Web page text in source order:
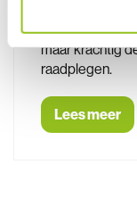
actueel. Om
bundelen we
maar krachtig
raadplegen.
Lees meer